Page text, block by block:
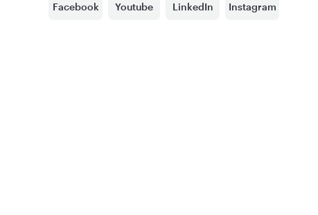
Facebook Youtube LinkedIn Instagram